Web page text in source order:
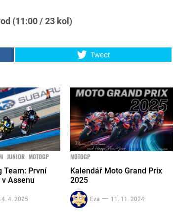
(11:00 / 23 kol)
Tweet
JUNIOR MOTOGP
Team: První
v Assenu
4. 2025
MOTOGP
Kalendář Moto Grand Prix
2025
Eva 11. 11. 2024